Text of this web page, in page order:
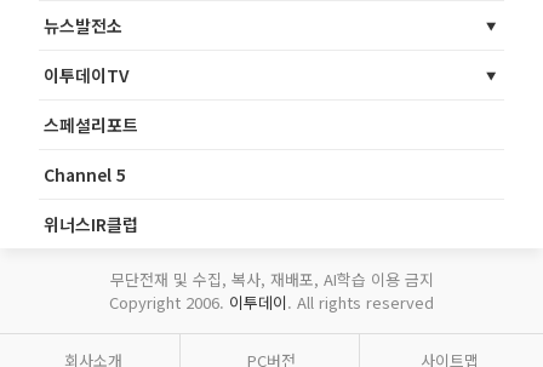
뉴스발전소
이투데이TV
스페셜리포트
Channel 5
위너스IR클럽
무단전재 및 수집, 복사, 재배포, AI학습 이용 금지
Copyright 2006. 이투데이. All rights reserved
회사소개 PC버전 사이트맵